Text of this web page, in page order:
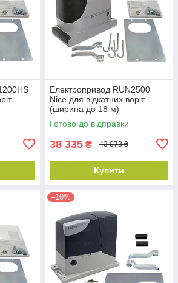
Електропривод RUN2500
Nice для відкатних воріт
(ширина до 18 м)
Готово до відправки
38 335 ₴ 43 073 ₴
Купити
–10%